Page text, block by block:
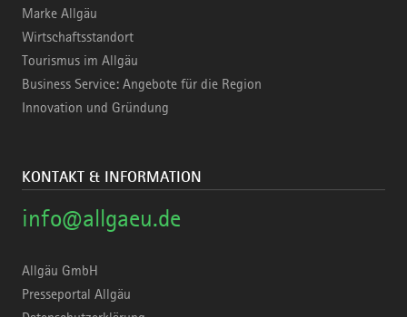
Marke Allgäu
Wirtschaftsstandort
Tourismus im Allgäu
Business Service: Angebote für die Region
Innovation und Gründung
KONTAKT & INFORMATION
info@allgaeu.de
Allgäu GmbH
Presseportal Allgäu